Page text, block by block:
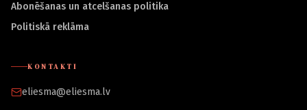
Abonēšanas un atcelšanas politika
Politiskā reklāma
KONTAKTI
eliesma@eliesma.lv